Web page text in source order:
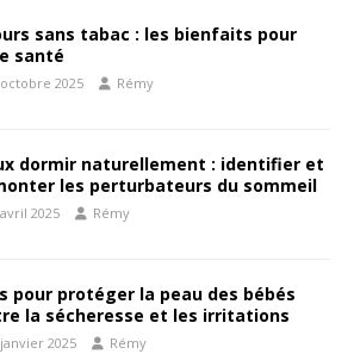
sans tabac : les bienfaits pour
santé
2025 Rémy
dormir naturellement : identifier et
les perturbateurs du sommeil
2025 Rémy
pour protéger la peau des bébés
la sécheresse et les irritations
2025 Rémy